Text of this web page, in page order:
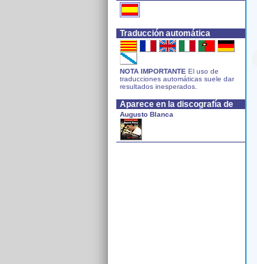
Traducción automática
NOTA IMPORTANTE El uso de
traducciones automáticas suele dar
resultados inesperados.
Aparece en la discografía de
Augusto Blanca